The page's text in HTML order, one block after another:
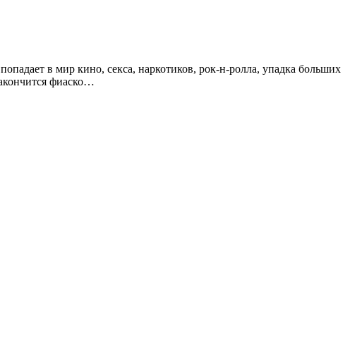
в мир кино, секса, наркотиков, рок-н-ролла, упадка больших
фиаско…